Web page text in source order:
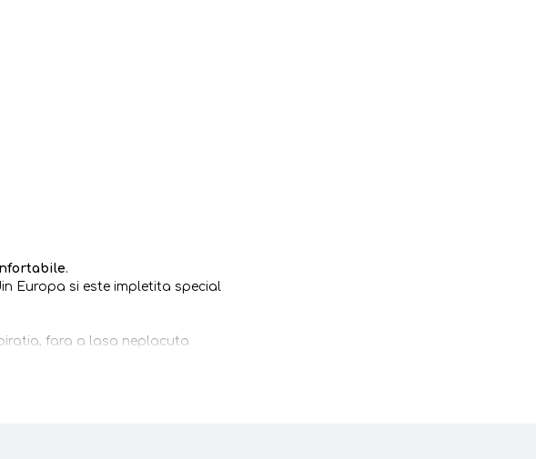
.
Europa si este impletita special
fara a lasa neplacuta